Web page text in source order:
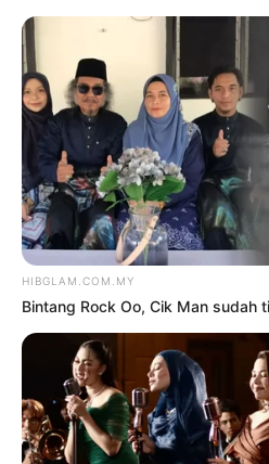
TAG:
Hiburan
5
2023